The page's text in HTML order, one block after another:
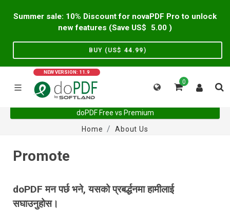
Summer sale: 10% Discount for novaPDF Pro to unlock
new features (Save US$
5.00 )
BUY (US$ 44.99)
NEW VERSION: 11.9
0
doPDF Free vs Premium
Home
About Us
Promote
doPDF मन पर्छ भने, यसको प्रबर्द्धनमा हामीलाई
सघाउनुहोस।